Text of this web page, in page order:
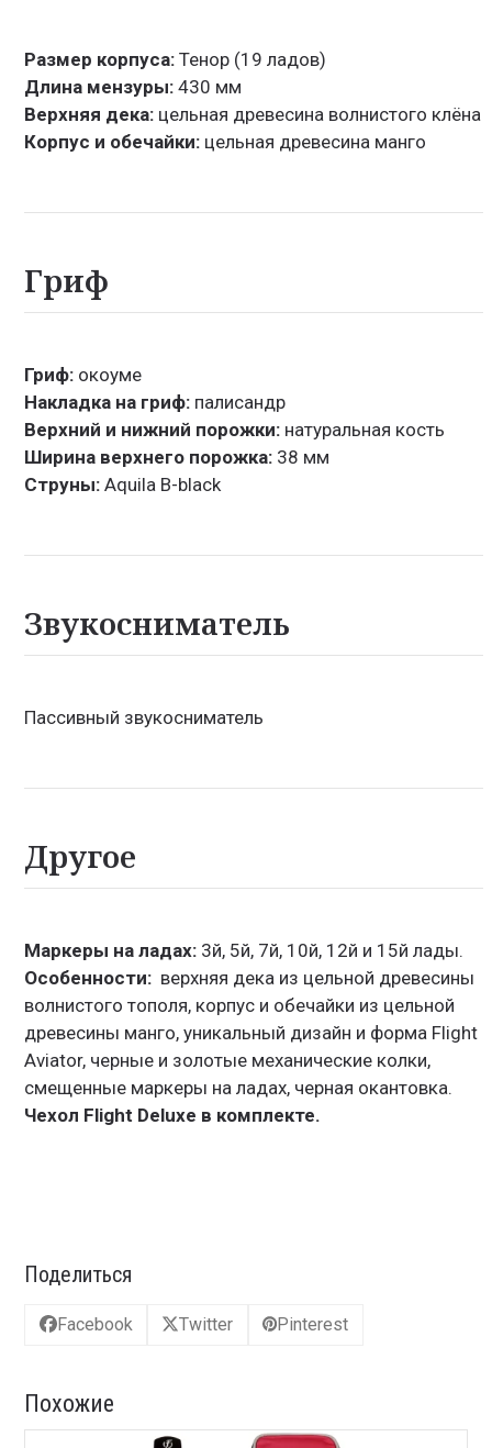
Размер корпуса: Тенор (19 ладов)
Длина мензуры: 430 мм
Верхняя дека: цельная древесина волнистого клёна
Корпус и обечайки: цельная древесина манго
Гриф
Гриф: окоуме
Накладка на гриф: палисандр
Верхний и нижний порожки: натуральная кость
Ширина верхнего порожка: 38 мм
Струны: Aquila B-black
Звукосниматель
Пассивный звукосниматель
Другое
Маркеры на ладах: 3й, 5й, 7й, 10й, 12й и 15й лады.
Особенности: верхняя дека из цельной древесины
волнистого тополя, корпус и обечайки из цельной
древесины манго, уникальный дизайн и форма Flight
Aviator, черные и золотые механические колки,
смещенные маркеры на ладах, черная окантовка.
Чехол Flight Deluxe в комплекте.
Поделиться
Facebook Twitter Pinterest
Похожие